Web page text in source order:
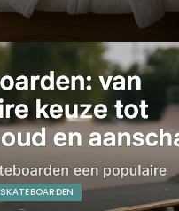
SKATEBOARDEN